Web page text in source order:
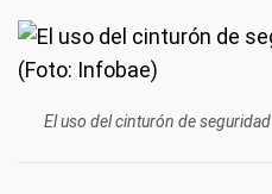
El uso del cinturón de